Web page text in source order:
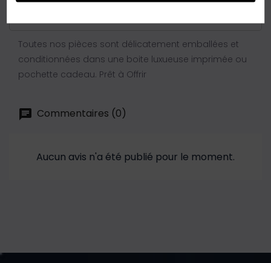
Toutes nos pièces sont délicatement emballées et
conditionnées dans une boite luxueuse imprimée ou
pochette cadeau. Prêt à Offrir
Commentaires (0)
Aucun avis n'a été publié pour le moment.